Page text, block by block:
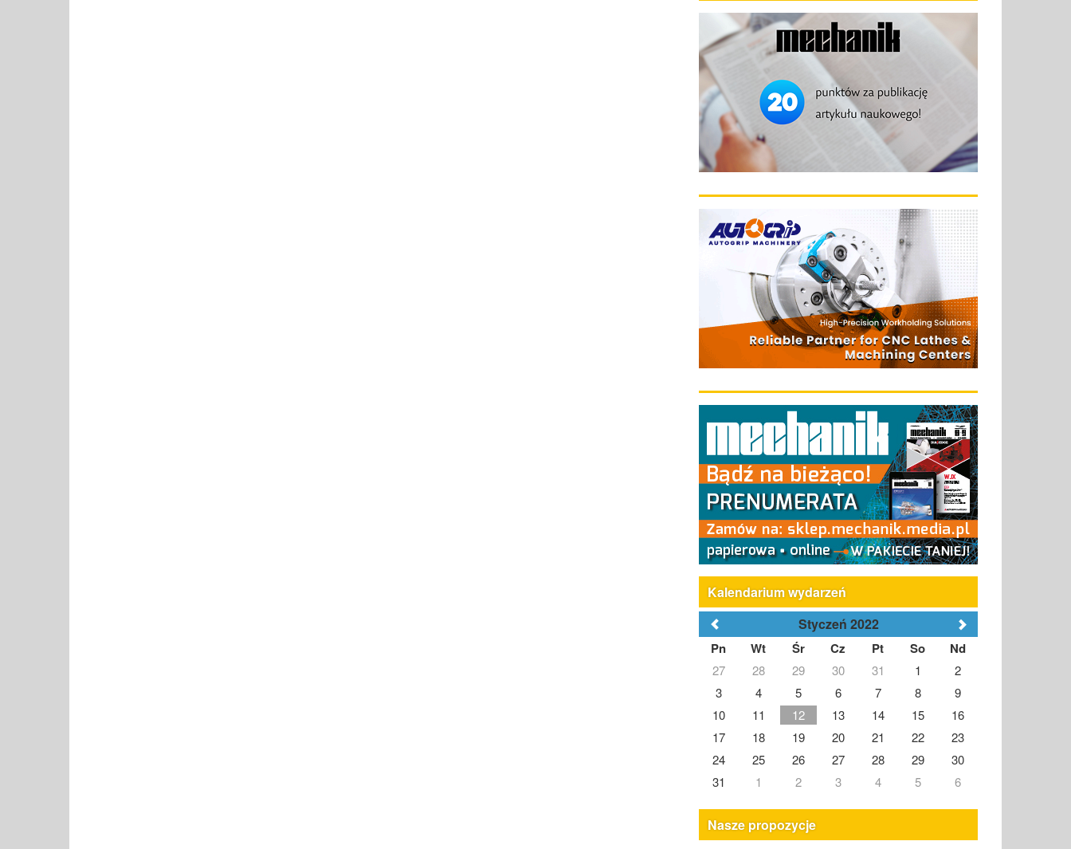
Kalendarium wydarzeń
Styczeń 2022
Pn Wt Śr Cz Pt So Nd
27 28 29 30 31 1
2
3
4 5 6 7 8
9
10
11 12 13 14 15
16
17
18 19 20 21 22
23
24
25 26 27 28 29
30
31
1 2 3 4 5 6
Nasze propozycje